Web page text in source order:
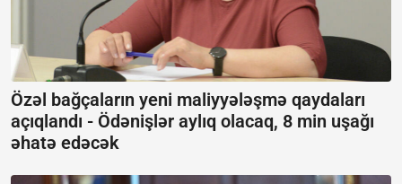
Özəl bağçaların yeni maliyyələşmə qaydaları
açıqlandı - Ödənişlər aylıq olacaq, 8 min uşağı
əhatə edəcək